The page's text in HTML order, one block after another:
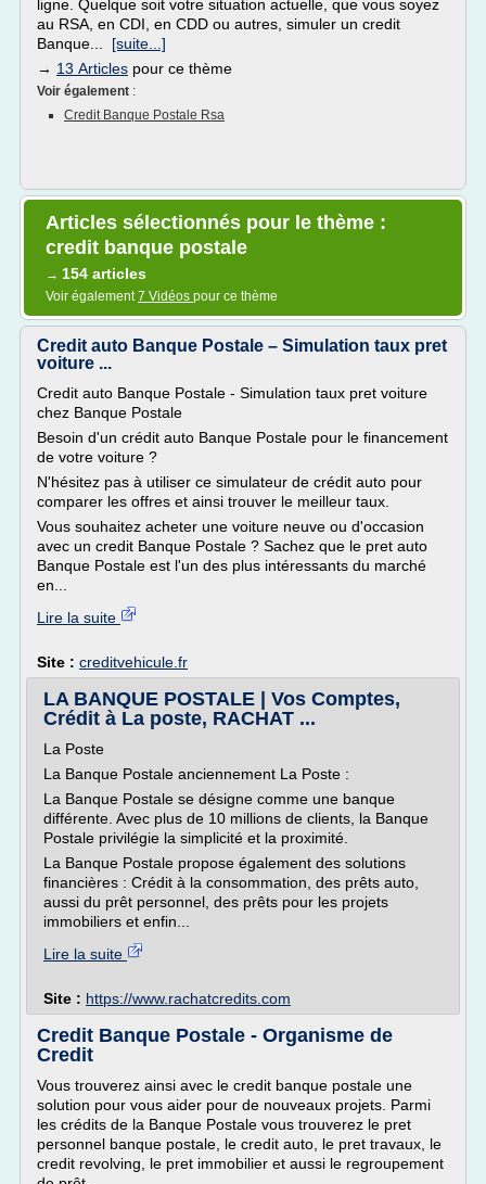
ligne. Quelque soit votre situation actuelle, que vous soyez
au RSA, en CDI, en CDD ou autres, simuler un credit
Banque... [suite...]
→ 13 Articles pour ce thème
Voir également :
Credit Banque Postale Rsa
Articles sélectionnés pour le thème :
credit banque postale
→ 154 articles
Voir également7 Vidéos pour ce thème
Credit auto Banque Postale – Simulation taux pret
voiture ...
Credit auto Banque Postale - Simulation taux pret voiture
chez Banque Postale
Besoin d'un crédit auto Banque Postale pour le financement
de votre voiture ?
N'hésitez pas à utiliser ce simulateur de crédit auto pour
comparer les offres et ainsi trouver le meilleur taux.
Vous souhaitez acheter une voiture neuve ou d'occasion
avec un credit Banque Postale ? Sachez que le pret auto
Banque Postale est l'un des plus intéressants du marché
en...
Lire la suite
Site : creditvehicule.fr
LA BANQUE POSTALE | Vos Comptes,
Crédit à La poste, RACHAT ...
La Poste
La Banque Postale anciennement La Poste :
La Banque Postale se désigne comme une banque
différente. Avec plus de 10 millions de clients, la Banque
Postale privilégie la simplicité et la proximité.
La Banque Postale propose également des solutions
financières : Crédit à la consommation, des prêts auto,
aussi du prêt personnel, des prêts pour les projets
immobiliers et enfin...
Lire la suite
Site : https://www.rachatcredits.com
Credit Banque Postale - Organisme de
Credit
Vous trouverez ainsi avec le credit banque postale une
solution pour vous aider pour de nouveaux projets. Parmi
les crédits de la Banque Postale vous trouverez le pret
personnel banque postale, le credit auto, le pret travaux, le
credit revolving, le pret immobilier et aussi le regroupement